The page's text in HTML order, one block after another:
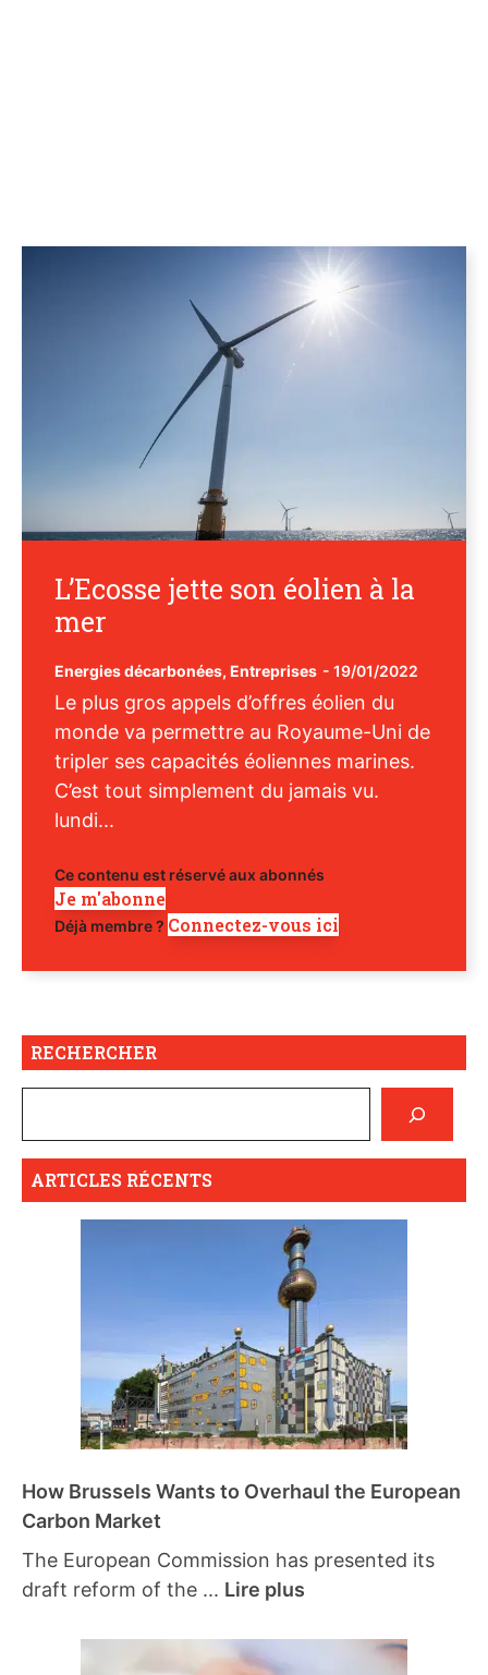
L’Ecosse jette son éolien à la
mer
Energies décarbonées, Entreprises - 19/01/2022
Le plus gros appels d’offres éolien du
monde va permettre au Royaume-Uni de
tripler ses capacités éoliennes marines.
C’est tout simplement du jamais vu.
lundi...
Ce contenu est réservé aux abonnés
Je m'abonne
Déjà membre ? Connectez-vous ici
RECHERCHER
ARTICLES RÉCENTS
How Brussels Wants to Overhaul the European
Carbon Market
The European Commission has presented its
draft reform of the ... Lire plus